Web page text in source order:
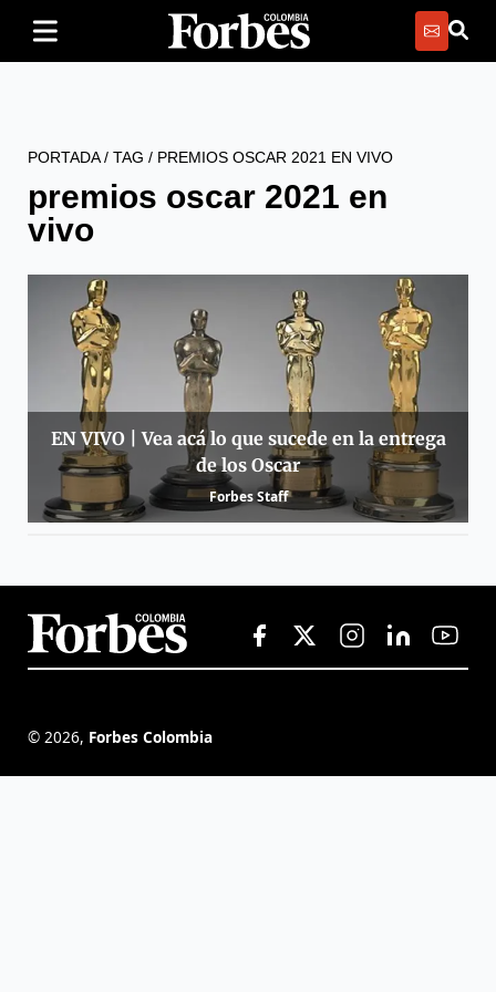
PORTADA/ TAG / PREMIOS OSCAR 2021 EN VIVO
premios oscar 2021 en
vivo
EN VIVO | Vea acá lo que sucede en la entrega
de los Oscar
Forbes Staff
© 2026, Forbes Colombia